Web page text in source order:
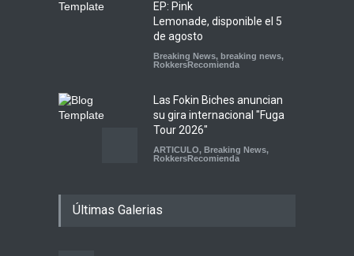
EP: Pink
Lemonade, disponible el 5
de agosto
Breaking News, breaking news,
RokkersRecomienda
Las Fokin Biches anuncian
su gira internacional "Fuga
Tour 2026"
ARTICULO, Breaking News,
RokkersRecomienda
nuevo de Psychedelic Porn
Últimas Galerias